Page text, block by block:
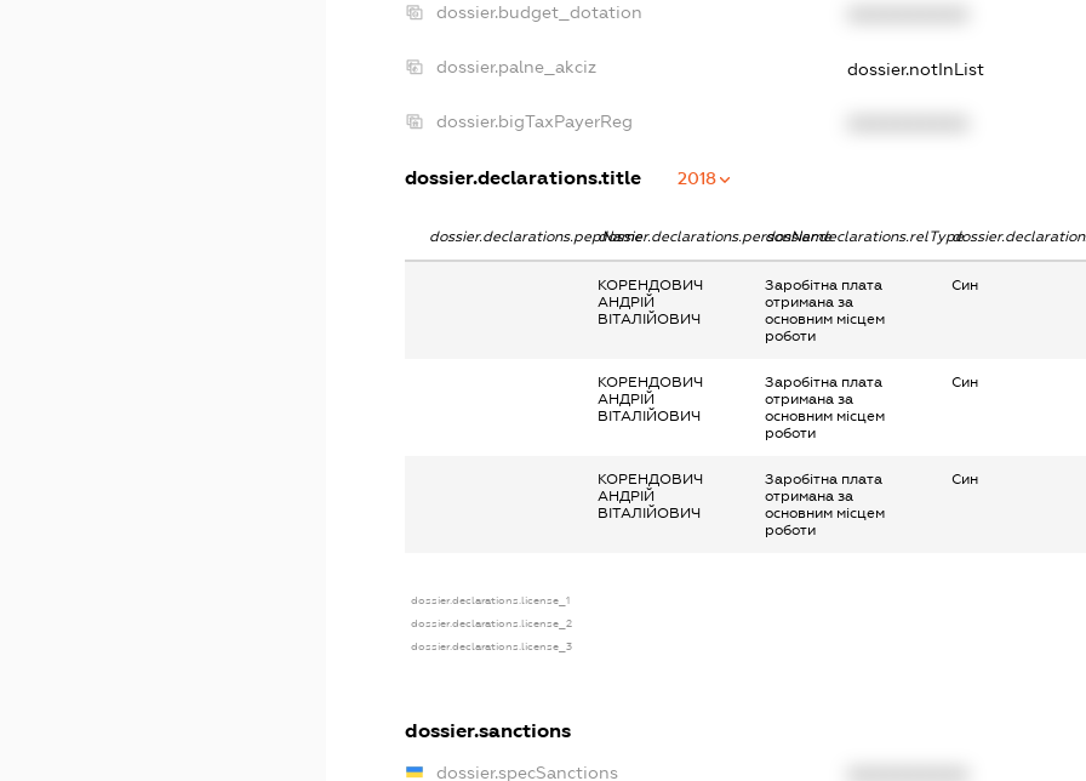
dossier.budget_dotation
dossier.palne_akciz dossier.notInList
dossier.bigTaxPayerReg
dossier.declarations.title 2018
dossier.declarations.pepNamedossier.declarations.personNamedossier.declarations.relType
КОРЕНДОВИЧ
АНДРІЙ
ВІТАЛІЙОВИЧ
Заробітна плата
отримана за
основним місцем
роботи
Син
КОРЕНДОВИЧ
АНДРІЙ
ВІТАЛІЙОВИЧ
Заробітна плата
отримана за
основним місцем
роботи
Син
КОРЕНДОВИЧ
АНДРІЙ
ВІТАЛІЙОВИЧ
Заробітна плата
отримана за
основним місцем
роботи
Син
dossier.declarations.license_1
dossier.declarations.license_2
dossier.declarations.license_3
dossier.sanctions
dossier.specSanctions